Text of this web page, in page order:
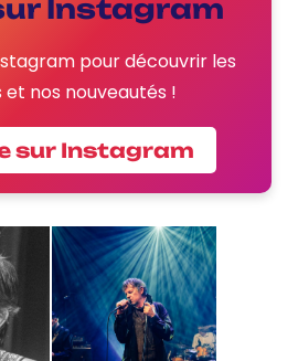
Instagram
pour découvrir les
et nos nouveautés !
sur Instagram